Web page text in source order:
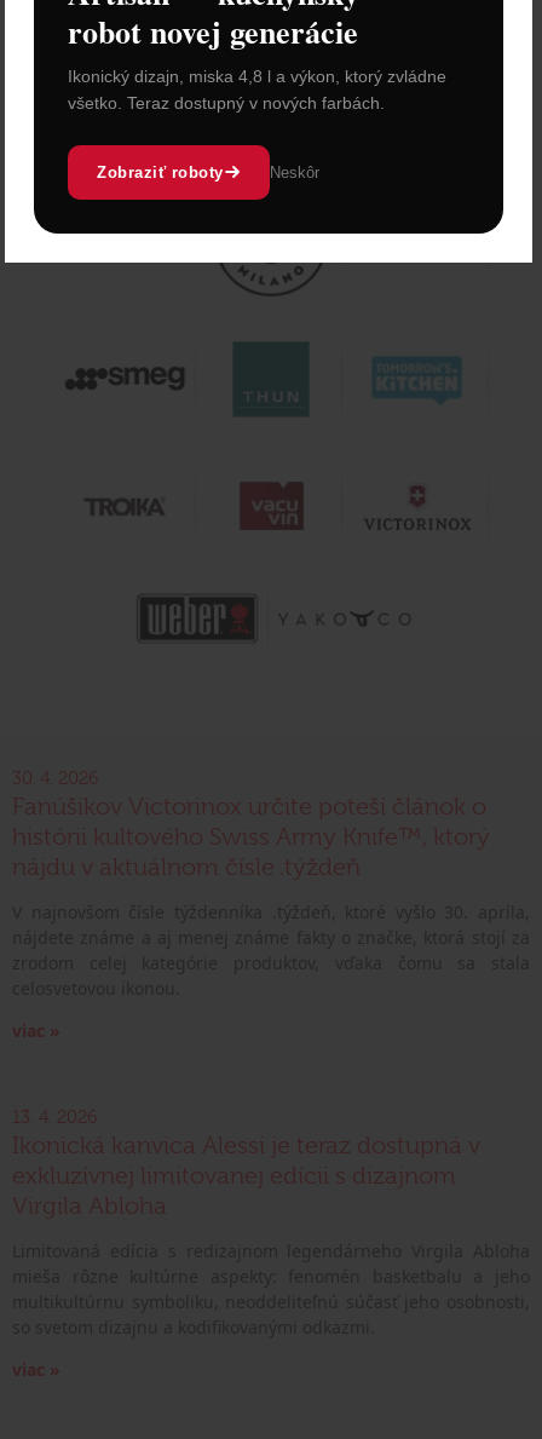
30. 4. 2026
Fanúšikov Victorinox určite poteší článok o
histórii kultového Swiss Army Knife™, ktorý
nájdu v aktuálnom čísle .týždeň
viac »
13. 4. 2026
Ikonická kanvica Alessi je teraz dostupná v
exkluzívnej limitovanej edícii s dizajnom
Virgila Abloha
viac »
robot novej generácie
Ikonický dizajn, miska 4,8 l a výkon, ktorý zvládne
všetko. Teraz dostupný v nových farbách.
Zobraziť roboty Neskôr